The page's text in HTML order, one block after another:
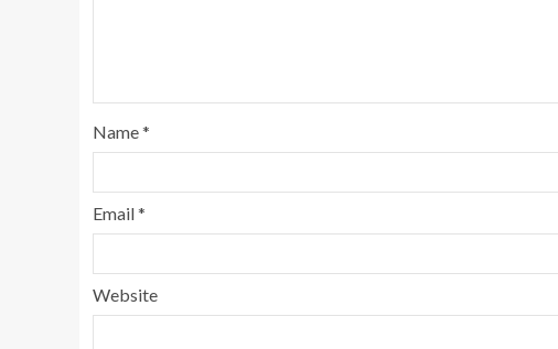
Name*
Email*
Website